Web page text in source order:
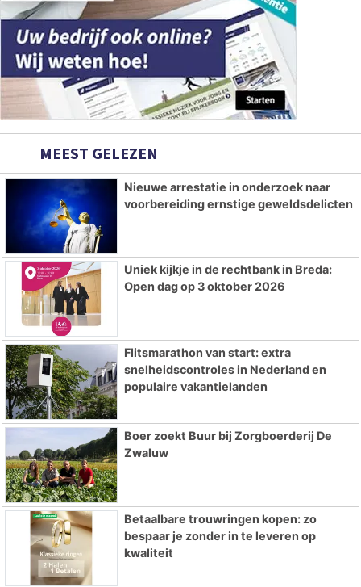
MEEST GELEZEN
Nieuwe arrestatie in onderzoek naar
voorbereiding ernstige geweldsdelicten
Uniek kijkje in de rechtbank in Breda:
Open dag op 3 oktober 2026
Flitsmarathon van start: extra
snelheidscontroles in Nederland en
populaire vakantielanden
Boer zoekt Buur bij Zorgboerderij De
Zwaluw
Betaalbare trouwringen kopen: zo
bespaar je zonder in te leveren op
kwaliteit